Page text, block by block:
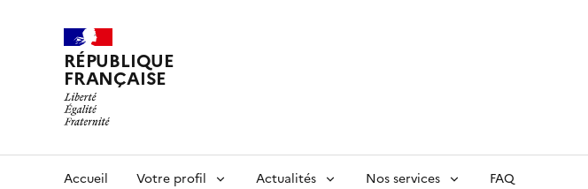
RÉPUBLIQUE
FRANÇAISE
Accueil Votre profil Actualités Nos services FAQ